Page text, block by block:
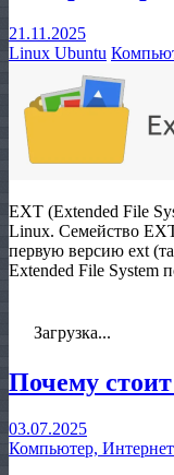
21.11.2025
Linux Ubuntu
EXT (Extended File
Linux. Семейство
первую версию ext
Extended File System
Загрузка...
Почему
03.07.2025
Компьютер, Интернет